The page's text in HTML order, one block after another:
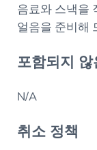
음료와 스낵을
얼음을 준비해
포함되지
N/A
취소 정책